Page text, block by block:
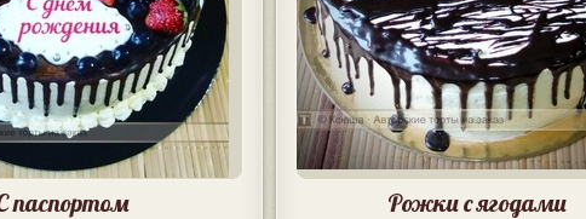
паспортом Рожки с ягодами